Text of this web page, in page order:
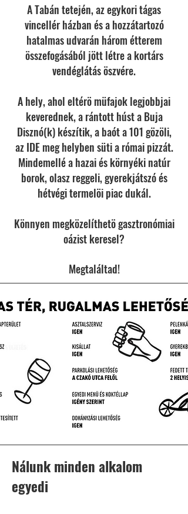
A Tabán tetején, az egykori tágas
vincellér házban és a hozzátartozó
hatalmas udvarán három étterem
összefogásából jött létre a kortárs
vendéglátás öszvére.
A hely, ahol eltérö müfajok legjobbjai
keverednek, a rántott húst a Buja
Disznó(k) készítik, a baót a 101 gözöli,
az IDE meg helyben süti a római pizzát.
Mindemellé a hazai és környéki natúr
borok, olasz reggeli, gyerekjátszó és
hétvégi termelöi piac dukál.
Könnyen megközelíthetö gasztronómiai
oázist keresel?
Megtaláltad!
Nálunk minden alkalom
egyedi